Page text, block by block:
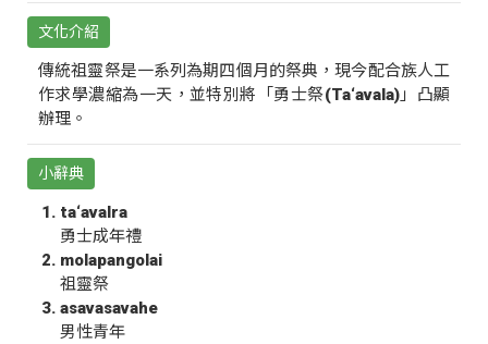
文化介紹
傳統祖靈祭是一系列為期四個月的祭典，現今配合族人工
作求學濃縮為一天，並特別將「勇士祭(Ta‘avala)」凸顯
辦理。
小辭典
ta‘avalra
勇士成年禮
molapangolai
祖靈祭
asavasavahe
男性青年